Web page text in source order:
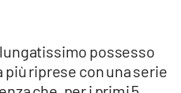
possesso
riprese con una serie